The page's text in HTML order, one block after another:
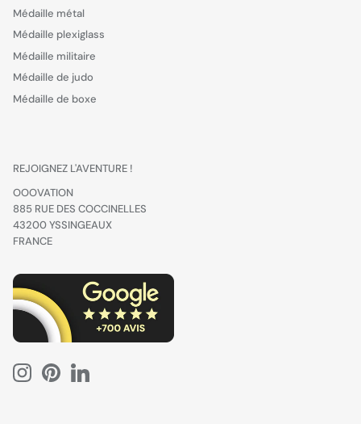
Médaille métal
Médaille plexiglass
Médaille militaire
Médaille de judo
Médaille de boxe
REJOIGNEZ L'AVENTURE !
OOOVATION
885 RUE DES COCCINELLES
43200 YSSINGEAUX
FRANCE